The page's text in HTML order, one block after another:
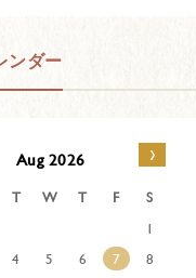
ンダー
Aug 2026 ›
T W T F
S
1
4 5 6 7
8